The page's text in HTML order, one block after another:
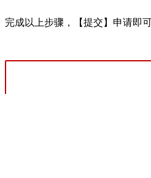
完成以上步骤，【提交】申请即可